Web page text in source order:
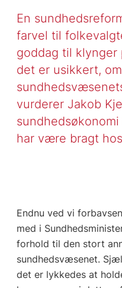
En
farvel til
goddag til klynger
det er usikkert,
vurderer Jakob
har være bragt
Endnu ved vi
med i
forhold til den stort
sundhedsvæsenet.
det er lykkedes at